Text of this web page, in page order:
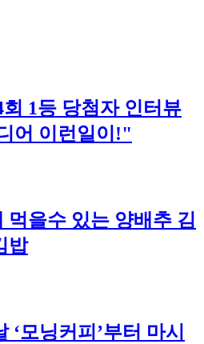
1등 당첨자 인터뷰
어 이런일이!"
먹을수 있는 양배추 김
밥
‘모닝커피’부터 마시